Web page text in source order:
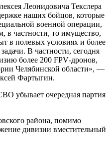
Леонидовича Текслера
наших бойцов, которые
военной операции,
в частности, то имущество,
в полевых условиях и более
В частности, сегодня
более 200 FPV‑дронов,
Челябинской области», —
Фартыгин.
района, помимо
дивизии вместительный